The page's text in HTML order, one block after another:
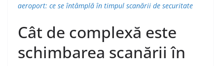
aeroport: ce se întâmplă în timpul scanării de securitate
Cât de complexă este
schimbarea scanării în